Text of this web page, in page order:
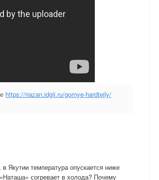
https://riazan.idgii.ru/gornye-hardtejly/
Якутии температура опускается ниже
согревает в холода? Почему